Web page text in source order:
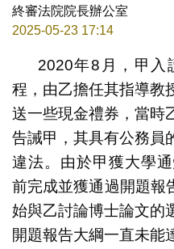
終審法院院長辦公室
2025-05-23 17:14
2020年8月，甲入
程，由乙擔任其指導教
送一些現金禮券，當時
告誡甲，其具有公務員
違法。由於甲獲大學
前完成並獲通過開題報
始與乙討論博士論文的
開題報告大綱一直未能